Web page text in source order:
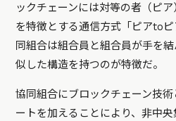
ックチェーンには対等の者（ピ
を特徴とする通信方式「ピアto
同組合は組合員と組合員が手を
似した構造を持つのが特徴だ。
協同組合にブロックチェーン技
ートを加えることにより、非中